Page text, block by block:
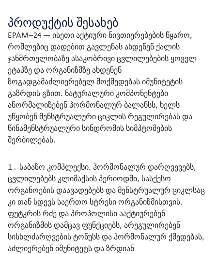
პროდუქტის შესახებ
EPAM–24 — ისეთი აქტიური ნივთიერებების წყარო,
რომლებიც დადებით გავლენას ახდენენ ქალის
ჯანმრთელობაზე ასაკობრივი ცვლილებების ყოველ
ეტაპზე და ორგანიზმზე ახდენენ
ზოგადგამაძლიერებელ მოქმედებას იმუნიტეტის
გაზრდის გზით. ნატურალური კომპონენტები
ანორმალიზებენ ჰორმონალურ ბალანსს, ხელს
უწყობენ მენსტრუალური ციკლის რეგულირებას და
წინამენსტრუალური სინდრომის სიმპტომების
შერბილებას.
საბაზო კომპლექსი. ჰორმონალურ დარღვევებს,
ცვლილებებს კლიმაქსის პერიოდში, სასქესო
ორგანოების დაავადებებს და მენსტრუალურ ციკლსაც
კი თან სდევს საერთო სტრესი ორგანიზმისთვის.
ფუტკრის რძე და პროპოლისი ააქტიურებენ
ორგანიზმის დამცავ ფუნქციებს, არეგულირებენ
სისხლძარღვების ტონუსს და ჰორმონალურ ქმედებას,
აძლიერებენ იმუნიტეტს და ზრდიან